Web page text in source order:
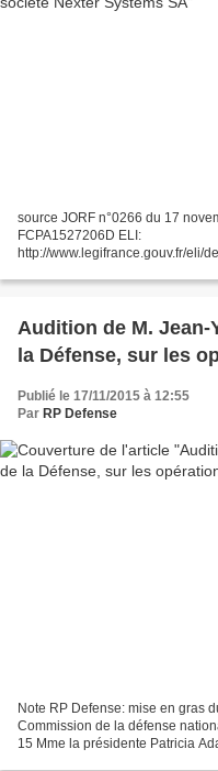
source JORF n°0266 du 17
FCPA1527206D ELI:
http://www.legifrance.gouv.fr/eli/
Public concerné...
Audition de M. Jean-
la Défense, sur les
Publié le 17/11/2015 à 12:55
Par RP Defense
Note RP Defense: mise en gras
Commission de la défense
15 Mme la présidente Patricia